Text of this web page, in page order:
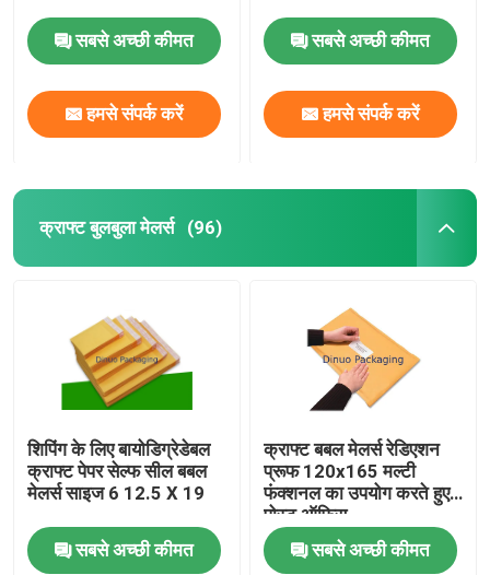
सबसे अच्छी कीमत
हमसे संपर्क करें
सबसे अच्छी कीमत
हमसे संपर्क करें
क्राफ्ट बुलबुला मेलर्स (96)
शिपिंग के लिए बायोडिग्रेडेबल
क्राफ्ट पेपर सेल्फ सील बबल
मेलर्स साइज 6 12.5 X 19
सबसे अच्छी कीमत
क्राफ्ट बबल मेलर्स रेडिएशन
प्रूफ 120x165 मल्टी
फंक्शनल का उपयोग करते हुए
पोस्ट ऑफिस
सबसे अच्छी कीमत